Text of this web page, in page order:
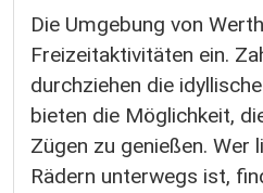
Die Umgebung von
Freizeitaktivitäten ein.
durchziehen die
bieten die Möglichkeit,
Zügen zu genießen. Wer
Rädern unterwegs ist,